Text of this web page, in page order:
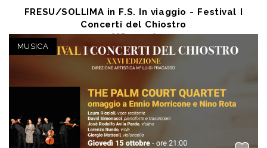
FRESU/SOLLIMA in F.S. In viaggio - Festival I
Concerti del Chiostro
OCT 11 2026
Galatina (LE) - Teatro Cavallino Bianco
posto unico € 21,20
MUSICA